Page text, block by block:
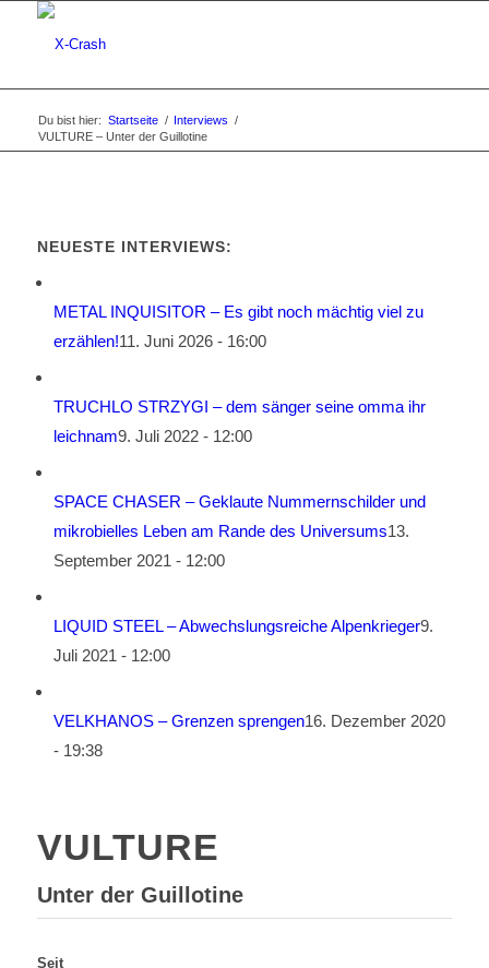
Du bist hier: Startseite / Interviews /
VULTURE – Unter der Guillotine
NEUESTE INTERVIEWS:
METAL INQUISITOR – Es gibt noch mächtig viel zu
erzählen!11. Juni 2026 - 16:00
TRUCHLO STRZYGI – dem sänger seine omma ihr
leichnam9. Juli 2022 - 12:00
SPACE CHASER – Geklaute Nummernschilder und
mikrobielles Leben am Rande des Universums13.
September 2021 - 12:00
LIQUID STEEL – Abwechslungsreiche Alpenkrieger9.
Juli 2021 - 12:00
VELKHANOS – Grenzen sprengen16. Dezember 2020
- 19:38
VULTURE
Unter der Guillotine
Seit